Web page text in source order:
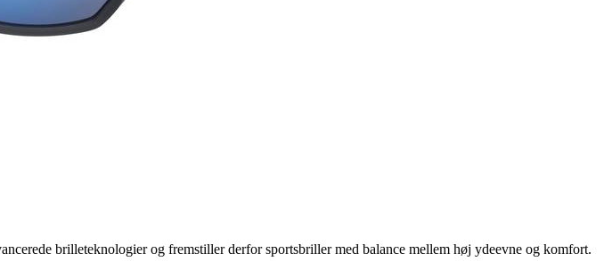
brilleteknologier og fremstiller derfor sportsbriller med balance mellem høj ydeevne og komfort.